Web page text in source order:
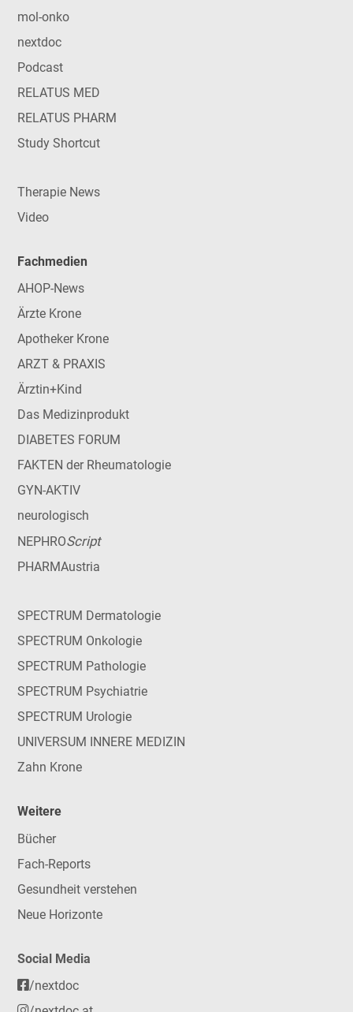
mol-onko
nextdoc
Podcast
RELATUS MED
RELATUS PHARM
Study Shortcut
Therapie News
Video
Fachmedien
AHOP-News
Ärzte Krone
Apotheker Krone
ARZT & PRAXIS
Ärztin+Kind
Das Medizinprodukt
DIABETES FORUM
FAKTEN der Rheumatologie
GYN-AKTIV
neurologisch
NEPHROScript
PHARMAustria
SPECTRUM Dermatologie
SPECTRUM Onkologie
SPECTRUM Pathologie
SPECTRUM Psychiatrie
SPECTRUM Urologie
UNIVERSUM INNERE MEDIZIN
Zahn Krone
Weitere
Bücher
Fach-Reports
Gesundheit verstehen
Neue Horizonte
Social Media
/nextdoc